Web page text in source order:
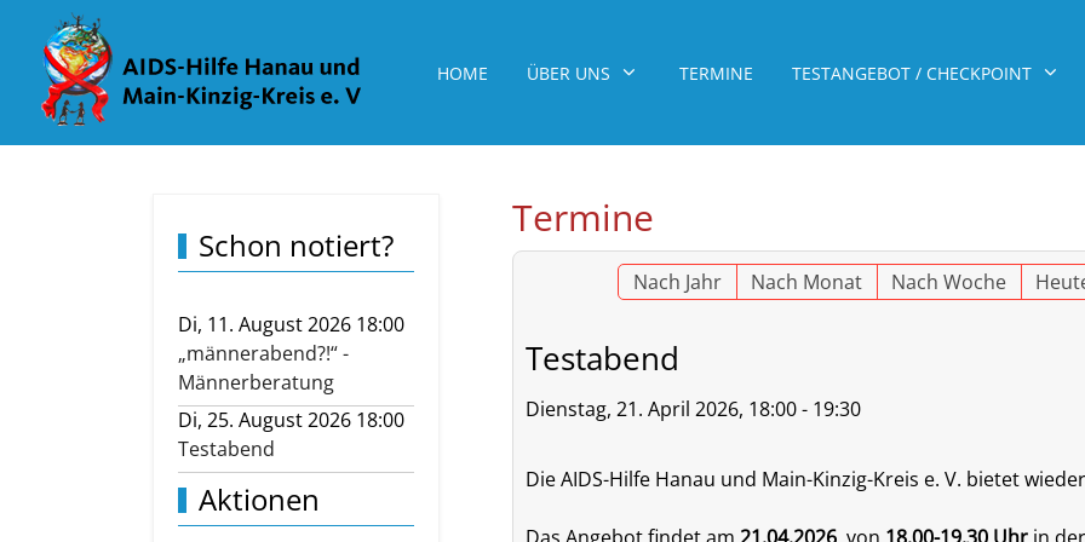
HOME ÜBER UNS TERMINE TESTANGEBOT / CHECKPOINT
Schon notiert?
Di, 11. August 2026 18:00
„männerabend?!“ -
Männerberatung
Di, 25. August 2026 18:00
Testabend
Aktionen
Termine
Nach Jahr Nach Monat Nach Woche
Testabend
Dienstag, 21. April 2026, 18:00 - 19:30
Die AIDS-Hilfe Hanau und Main-Kinzig-Kreis e. V. bietet